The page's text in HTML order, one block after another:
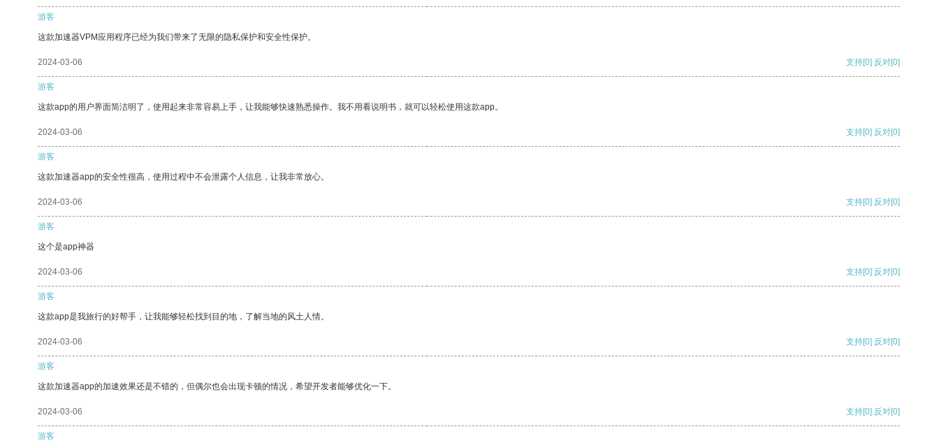
游客
这款加速器VPM应用程序已经为我们带来了无限的隐私保护和安全性保护。
2024-03-06 支持[0] 反对[0]
游客
这款app的用户界面简洁明了，使用起来非常容易上手，让我能够快速熟悉操作。我不用看说明书，就可以轻松使用这款app。
2024-03-06 支持[0] 反对[0]
游客
这款加速器app的安全性很高，使用过程中不会泄露个人信息，让我非常放心。
2024-03-06 支持[0] 反对[0]
游客
这个是app神器
2024-03-06 支持[0] 反对[0]
游客
这款app是我旅行的好帮手，让我能够轻松找到目的地，了解当地的风土人情。
2024-03-06 支持[0] 反对[0]
游客
这款加速器app的加速效果还是不错的，但偶尔也会出现卡顿的情况，希望开发者能够优化一下。
2024-03-06 支持[0] 反对[0]
游客